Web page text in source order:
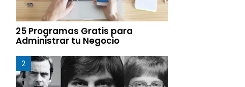
25 Programas Gratis para
Administrar tu Negocio